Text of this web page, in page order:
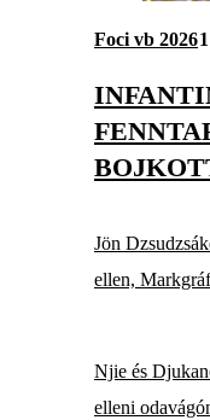
Foci vb 2026
Jön
ellen,
Njie és
elleni